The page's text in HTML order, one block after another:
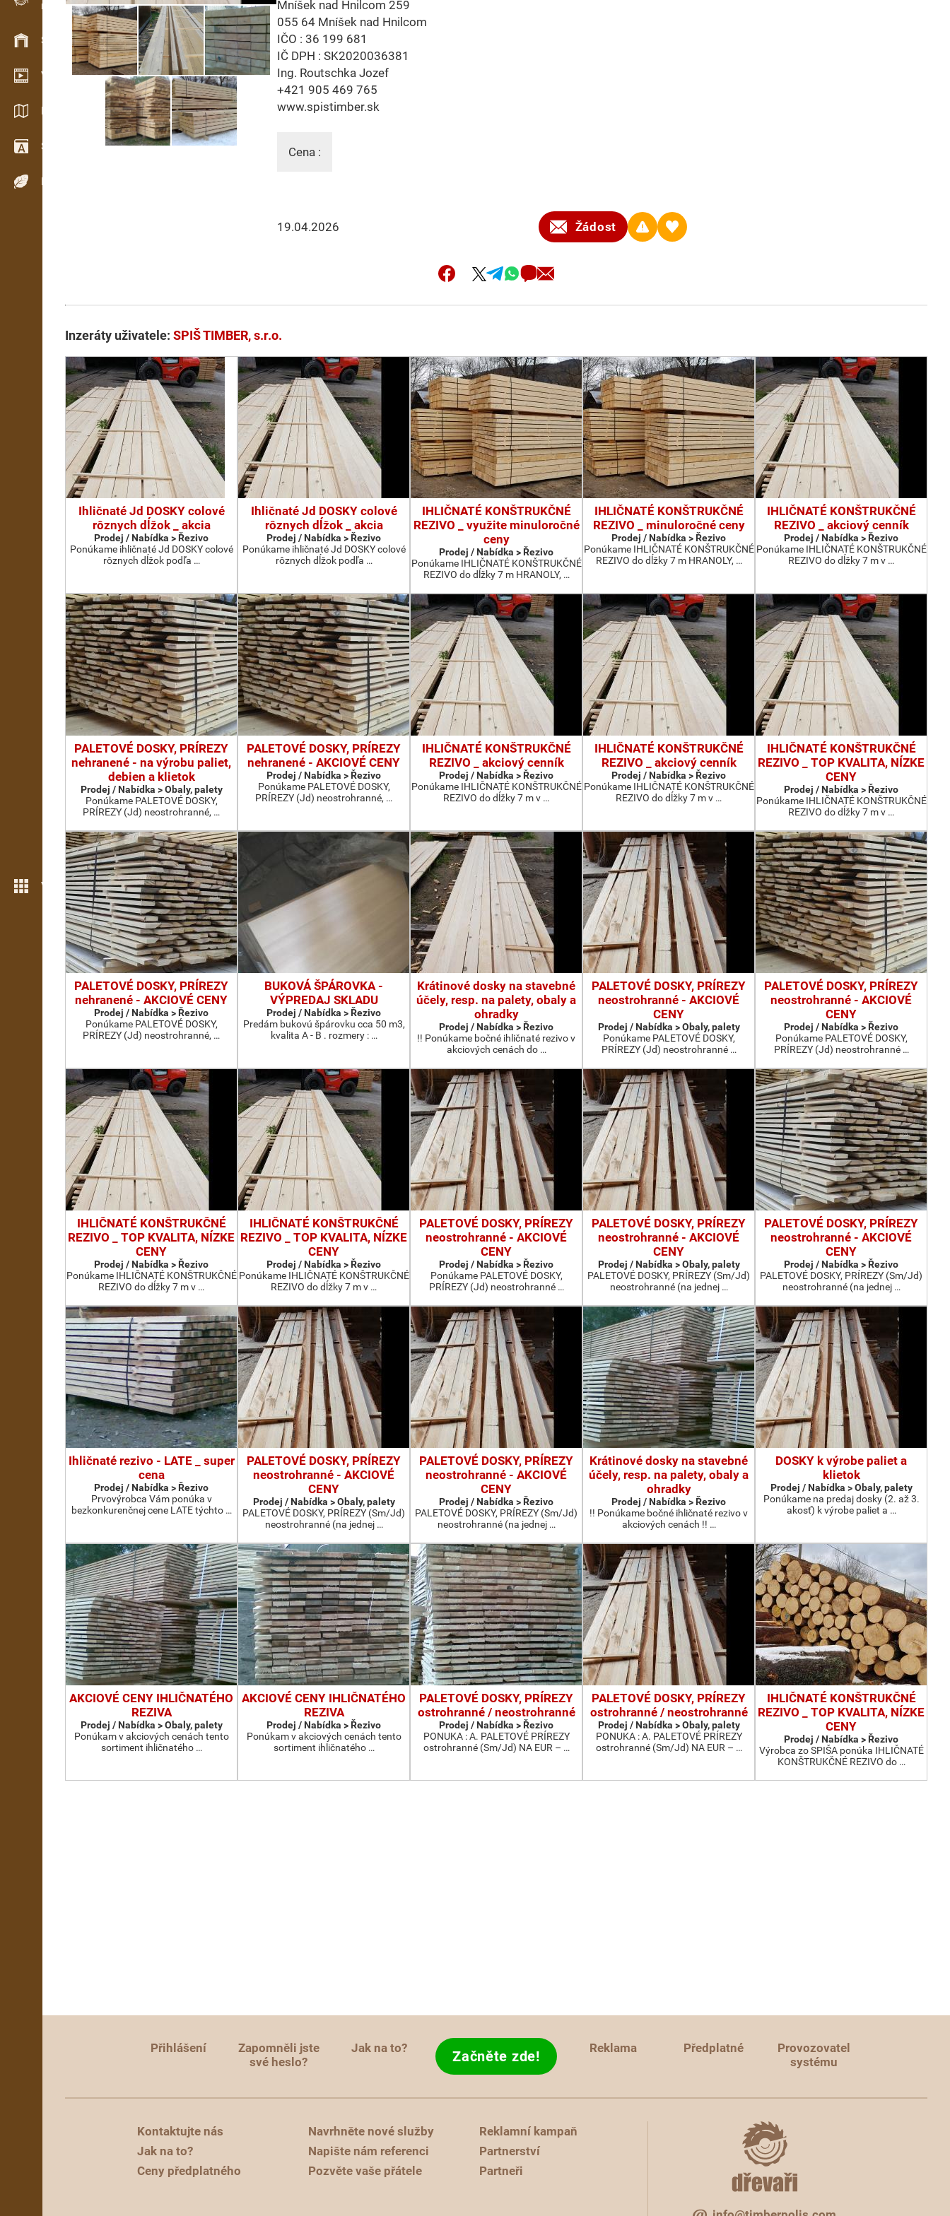
Evidence dřeva v terénu
Skladové hospodářství
Video showroom
Katalogy / Brožury
Slovník
Dřeviny
Více možností
Mníšek nad Hnilcom 259
055 64 Mníšek nad Hnilcom
IČO : 36 199 681
IČ DPH : SK2020036381
Ing. Routschka Jozef
+421 905 469 765
www.spistimber.sk
Cena :
19.04.2026 Žádost
Inzeráty uživatele: SPIŠ TIMBER, s.r.o.
Ihličnaté Jd DOSKY colové
rôznych dĺžok _ akcia
Prodej / Nabídka > Řezivo
Ponúkame ihličnaté Jd DOSKY colové
rôznych dĺžok podľa …
Ihličnaté Jd DOSKY colové
rôznych dĺžok _ akcia
Prodej / Nabídka > Řezivo
Ponúkame ihličnaté Jd DOSKY colové
rôznych dĺžok podľa …
IHLIČNATÉ KONŠTRUKČNÉ
REZIVO _ využite minuloročné
ceny
Prodej / Nabídka > Řezivo
Ponúkame IHLIČNATÉ KONŠTRUKČNÉ
REZIVO do dĺžky 7 m HRANOLY, …
IHLIČNATÉ KONŠTRUKČNÉ
REZIVO _ minuloročné ceny
Prodej / Nabídka > Řezivo
Ponúkame IHLIČNATÉ KONŠTRUKČNÉ
REZIVO do dĺžky 7 m HRANOLY, …
IHLIČNATÉ KONŠTRUKČNÉ
REZIVO _ akciový cenník
Prodej / Nabídka > Řezivo
Ponúkame IHLIČNATÉ KONŠTRUKČNÉ
REZIVO do dĺžky 7 m v …
PALETOVÉ DOSKY, PRÍREZY
nehranené - na výrobu paliet,
debien a klietok
Prodej / Nabídka > Obaly, palety
Ponúkame PALETOVÉ DOSKY,
PRÍREZY (Jd) neostrohranné, …
PALETOVÉ DOSKY, PRÍREZY
nehranené - AKCIOVÉ CENY
Prodej / Nabídka > Řezivo
Ponúkame PALETOVÉ DOSKY,
PRÍREZY (Jd) neostrohranné, …
IHLIČNATÉ KONŠTRUKČNÉ
REZIVO _ akciový cenník
Prodej / Nabídka > Řezivo
Ponúkame IHLIČNATÉ KONŠTRUKČNÉ
REZIVO do dĺžky 7 m v …
IHLIČNATÉ KONŠTRUKČNÉ
REZIVO _ akciový cenník
Prodej / Nabídka > Řezivo
Ponúkame IHLIČNATÉ KONŠTRUKČNÉ
REZIVO do dĺžky 7 m v …
IHLIČNATÉ KONŠTRUKČNÉ
REZIVO _ TOP KVALITA, NÍZKE
CENY
Prodej / Nabídka > Řezivo
Ponúkame IHLIČNATÉ KONŠTRUKČNÉ
REZIVO do dĺžky 7 m v …
PALETOVÉ DOSKY, PRÍREZY
nehranené - AKCIOVÉ CENY
Prodej / Nabídka > Řezivo
Ponúkame PALETOVÉ DOSKY,
PRÍREZY (Jd) neostrohranné, …
BUKOVÁ ŠPÁROVKA -
VÝPREDAJ SKLADU
Prodej / Nabídka > Řezivo
Predám bukovú špárovku cca 50 m3,
kvalita A - B . rozmery : …
Krátinové dosky na stavebné
účely, resp. na palety, obaly a
ohradky
Prodej / Nabídka > Řezivo
!! Ponúkame bočné ihličnaté rezivo v
akciových cenách do …
PALETOVÉ DOSKY, PRÍREZY
neostrohranné - AKCIOVÉ
CENY
Prodej / Nabídka > Obaly, palety
Ponúkame PALETOVÉ DOSKY,
PRÍREZY (Jd) neostrohranné …
PALETOVÉ DOSKY, PRÍREZY
neostrohranné - AKCIOVÉ
CENY
Prodej / Nabídka > Řezivo
Ponúkame PALETOVÉ DOSKY,
PRÍREZY (Jd) neostrohranné …
IHLIČNATÉ KONŠTRUKČNÉ
REZIVO _ TOP KVALITA, NÍZKE
CENY
Prodej / Nabídka > Řezivo
Ponúkame IHLIČNATÉ KONŠTRUKČNÉ
REZIVO do dĺžky 7 m v …
IHLIČNATÉ KONŠTRUKČNÉ
REZIVO _ TOP KVALITA, NÍZKE
CENY
Prodej / Nabídka > Řezivo
Ponúkame IHLIČNATÉ KONŠTRUKČNÉ
REZIVO do dĺžky 7 m v …
PALETOVÉ DOSKY, PRÍREZY
neostrohranné - AKCIOVÉ
CENY
Prodej / Nabídka > Řezivo
Ponúkame PALETOVÉ DOSKY,
PRÍREZY (Jd) neostrohranné …
PALETOVÉ DOSKY, PRÍREZY
neostrohranné - AKCIOVÉ
CENY
Prodej / Nabídka > Obaly, palety
PALETOVÉ DOSKY, PRÍREZY (Sm/Jd)
neostrohranné (na jednej …
PALETOVÉ DOSKY, PRÍREZY
neostrohranné - AKCIOVÉ
CENY
Prodej / Nabídka > Řezivo
PALETOVÉ DOSKY, PRÍREZY (Sm/Jd)
neostrohranné (na jednej …
Ihličnaté rezivo - LATE _ super
cena
Prodej / Nabídka > Řezivo
Prvovýrobca Vám ponúka v
bezkonkurenčnej cene LATE týchto …
PALETOVÉ DOSKY, PRÍREZY
neostrohranné - AKCIOVÉ
CENY
Prodej / Nabídka > Obaly, palety
PALETOVÉ DOSKY, PRÍREZY (Sm/Jd)
neostrohranné (na jednej …
PALETOVÉ DOSKY, PRÍREZY
neostrohranné - AKCIOVÉ
CENY
Prodej / Nabídka > Řezivo
PALETOVÉ DOSKY, PRÍREZY (Sm/Jd)
neostrohranné (na jednej …
Krátinové dosky na stavebné
účely, resp. na palety, obaly a
ohradky
Prodej / Nabídka > Řezivo
!! Ponúkame bočné ihličnaté rezivo v
akciových cenách !! …
DOSKY k výrobe paliet a
klietok
Prodej / Nabídka > Obaly, palety
Ponúkame na predaj dosky (2. až 3.
akosť) k výrobe paliet a …
AKCIOVÉ CENY IHLIČNATÉHO
REZIVA
Prodej / Nabídka > Obaly, palety
Ponúkam v akciových cenách tento
sortiment ihličnatého …
AKCIOVÉ CENY IHLIČNATÉHO
REZIVA
Prodej / Nabídka > Řezivo
Ponúkam v akciových cenách tento
sortiment ihličnatého …
PALETOVÉ DOSKY, PRÍREZY
ostrohranné / neostrohranné
Prodej / Nabídka > Řezivo
PONUKA : A. PALETOVÉ PRÍREZY
ostrohranné (Sm/Jd) NA EUR – …
PALETOVÉ DOSKY, PRÍREZY
ostrohranné / neostrohranné
Prodej / Nabídka > Obaly, palety
PONUKA : A. PALETOVÉ PRÍREZY
ostrohranné (Sm/Jd) NA EUR – …
IHLIČNATÉ KONŠTRUKČNÉ
REZIVO _ TOP KVALITA, NÍZKE
CENY
Prodej / Nabídka > Řezivo
Výrobca zo SPIŠA ponúka IHLIČNATÉ
KONŠTRUKČNÉ REZIVO do …
Přihlášení
Zapomněli jste
své heslo?
Jak na to? Začněte zde! Reklama Předplatné
Provozovatel
systému
Kontaktujte nás
Jak na to?
Ceny předplatného
Navrhněte nové služby
Napište nám referenci
Pozvěte vaše přátele
Reklamní kampaň
Partnerství
Partneři